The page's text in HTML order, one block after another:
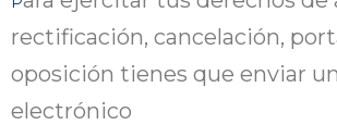
rectificación, cancelación,
oposición tienes que enviar
electrónico